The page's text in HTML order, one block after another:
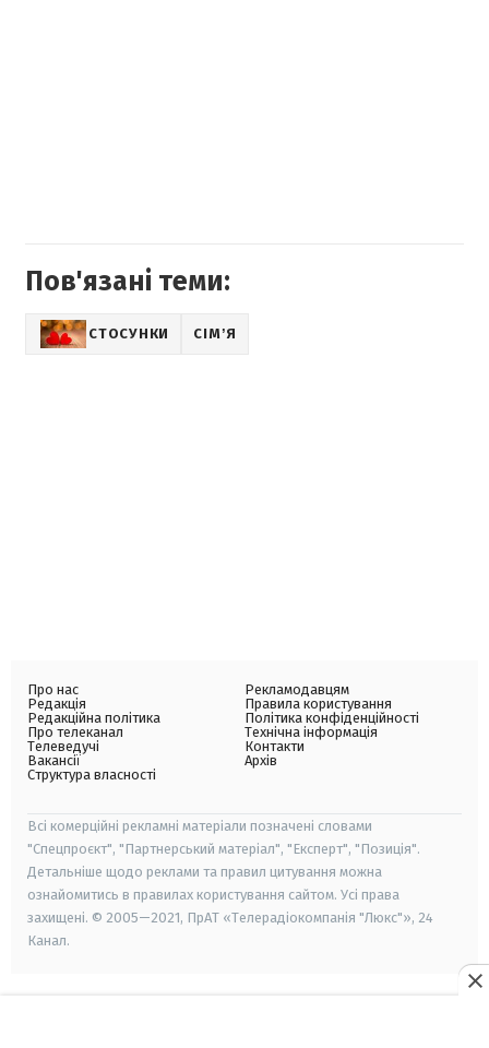
Пов'язані теми:
СТОСУНКИ СІМʼЯ
Про нас
Редакція
Редакційна політика
Про телеканал
Телеведучі
Вакансії
Структура власності
Рекламодавцям
Правила користування
Політика конфіденційності
Технічна інформація
Контакти
Архів
Всі комерційні рекламні матеріали позначені словами
"Спецпроєкт", "Партнерський матеріал", "Експерт", "Позиція".
Детальніше щодо реклами та правил цитування можна
ознайомитись в правилах користування сайтом. Усі права
захищені. © 2005—2021, ПрАТ «Телерадіокомпанія "Люкс"», 24
Канал.